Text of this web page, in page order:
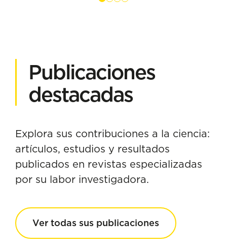
Publicaciones
destacadas
Explora sus contribuciones a la ciencia:
artículos, estudios y resultados
publicados en revistas especializadas
por su labor investigadora.
Ver todas sus publicaciones